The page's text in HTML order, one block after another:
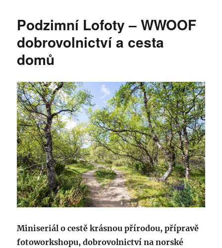
Podzimní Lofoty – WWOOF
dobrovolnictví a cesta
domů
Miniseriál o cestě krásnou přírodou, přípravě
fotoworkshopu, dobrovolnictví na norské